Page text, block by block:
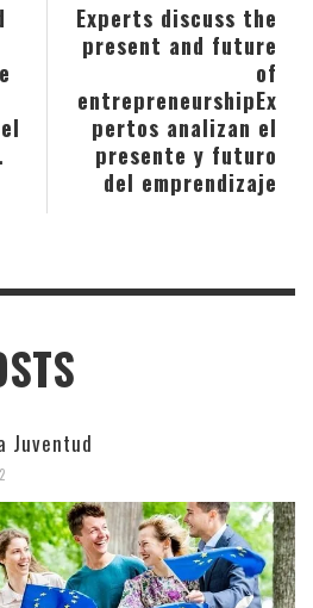
Experts discuss the
present and future
of
entrepreneurshipEx
pertos analizan el
presente y futuro
del emprendizaje
Juventud